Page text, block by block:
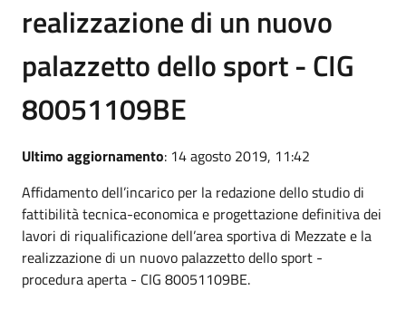
realizzazione di un nuovo
palazzetto dello sport - CIG
80051109BE
Ultimo aggiornamento: 14 agosto 2019, 11:42
Affidamento dell’incarico per la redazione dello studio di
fattibilità tecnica-economica e progettazione definitiva dei
lavori di riqualificazione dell’area sportiva di Mezzate e la
realizzazione di un nuovo palazzetto dello sport -
procedura aperta - CIG 80051109BE.